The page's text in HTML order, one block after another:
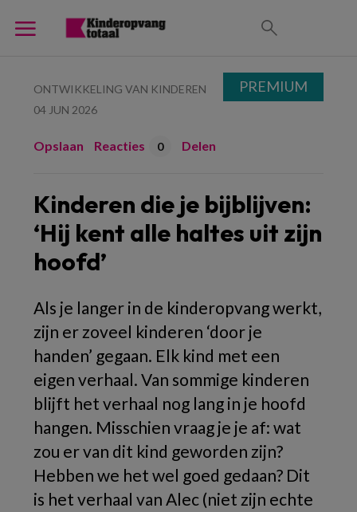
ONTWIKKELING VAN KINDEREN
04 JUN 2026
Opslaan Reacties 0 Delen
Kinderen die je bijblijven:
‘Hij kent alle haltes uit zijn
hoofd’
Als je langer in de kinderopvang werkt,
zijn er zoveel kinderen ‘door je
handen’ gegaan. Elk kind met een
eigen verhaal. Van sommige kinderen
blijft het verhaal nog lang in je hoofd
hangen. Misschien vraag je je af: wat
zou er van dit kind geworden zijn?
Hebben we het wel goed gedaan? Dit
is het verhaal van Alec (niet zijn echte
PREMIUM